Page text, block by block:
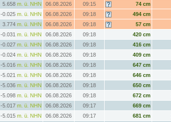
5.658 m. ü. NHN 06.08.2026 09:15 74 cm
-0.025 m. ü. NHN 06.08.2026 09:18 494 cm
3.774 m. ü. NHN 06.08.2026 09:18 57 cm
-0.031 m. ü. NHN 06.08.2026 09:18 420 cm
-0.027 m. ü. NHN 06.08.2026 09:18 416 cm
-0.024 m. ü. NHN 06.08.2026 09:18 409 cm
-5.016 m. ü. NHN 06.08.2026 09:18 647 cm
-5.021 m. ü. NHN 06.08.2026 09:18 646 cm
-5.036 m. ü. NHN 06.08.2026 09:18 650 cm
-5.098 m. ü. NHN 06.08.2026 09:18 672 cm
-5.017 m. ü. NHN 06.08.2026 09:17 669 cm
-5.015 m. ü. NHN 06.08.2026 09:17 681 cm